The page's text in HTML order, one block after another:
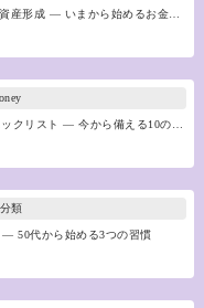
産形成 ― いまから始めるお金…
クリスト ― 今から備える10の…
類
50代から始める3つの習慣